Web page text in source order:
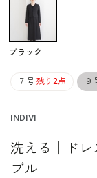
ブラック
７号 残り2点 ９
INDIVI
洗える｜ド
ブル